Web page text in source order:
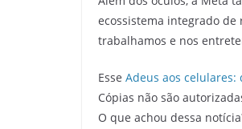
ecossistema integrado de
trabalhamos e nos
Esse Adeus aos
Cópias não são
O que achou dessa